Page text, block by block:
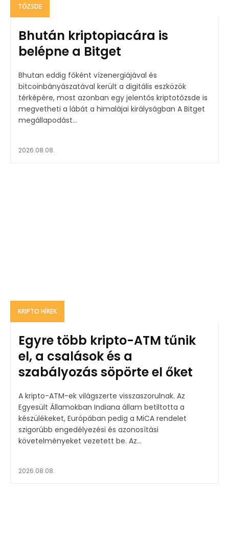
TŐZSDE
Bhután kriptopiacára is
belépne a Bitget
Bhutan eddig főként vízenergiájával és
bitcoinbányászatával került a digitális eszközök
térképére, most azonban egy jelentős kriptotőzsde is
megvetheti a lábát a himalájai királyságban A Bitget
megállapodást...
2026.08.08.
KRIPTO HÍREK
Egyre több kripto-ATM tűnik
el, a csalások és a
szabályozás söpörte el őket
A kripto-ATM-ek világszerte visszaszorulnak. Az
Egyesült Államokban Indiana állam betiltotta a
készülékeket, Európában pedig a MiCA rendelet
szigorúbb engedélyezési és azonosítási
követelményeket vezetett be. Az...
2026.08.08.